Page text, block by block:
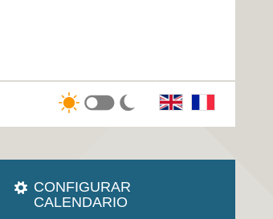
CONFIGURAR
CALENDARIO